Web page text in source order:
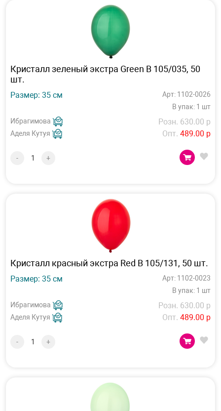
Кристалл зеленый экстра Green В 105/035, 50
шт.
Размер: 35 см
Арт: 1102-0026
В упак: 1 шт
Ибрагимова
Аделя Кутуя
Розн. 630.00 р
Опт. 489.00 р
- +
Кристалл красный экстра Red B 105/131, 50 шт.
Размер: 35 см
Арт: 1102-0023
В упак: 1 шт
Ибрагимова
Аделя Кутуя
Розн. 630.00 р
Опт. 489.00 р
- +